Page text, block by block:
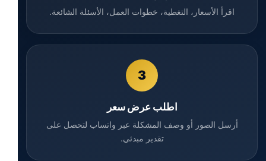
اقرأ الأسعار، التغطية، خطوات العمل، الأسئلة الشائعة.
3
اطلب عرض سعر
أرسل الصور أو وصف المشكلة عبر واتساب لتحصل على
تقدير مبدئي.